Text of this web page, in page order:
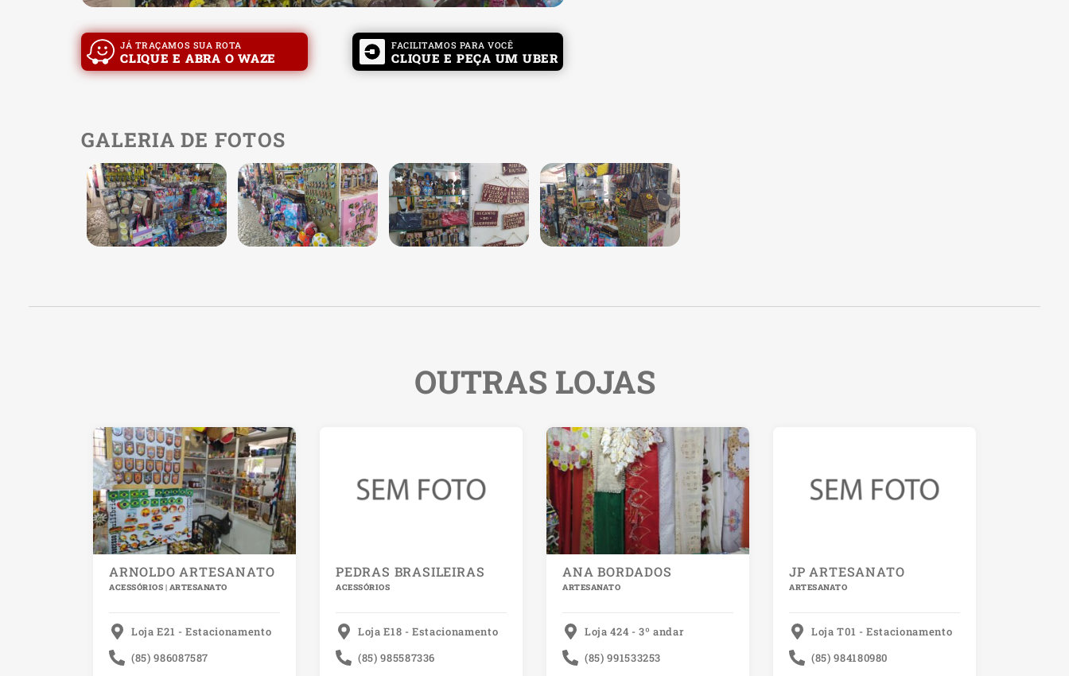
JÁ TRAÇAMOS SUA ROTA
CLIQUE E ABRA O WAZE
FACILITAMOS PARA VOCÊ
CLIQUE E PEÇA UM UBER
GALERIA DE FOTOS
OUTRAS LOJAS
ARNOLDO ARTESANATO
ACESSÓRIOS | ARTESANATO
Loja E21 - Estacionamento
(85) 986087587
PEDRAS BRASILEIRAS
ACESSÓRIOS
Loja E18 - Estacionamento
(85) 985587336
ANA BORDADOS
ARTESANATO
Loja 424 - 3º andar
(85) 991533253
JP ARTESANATO
ARTESANATO
Loja T01 - Estacionamento
(85) 984180980